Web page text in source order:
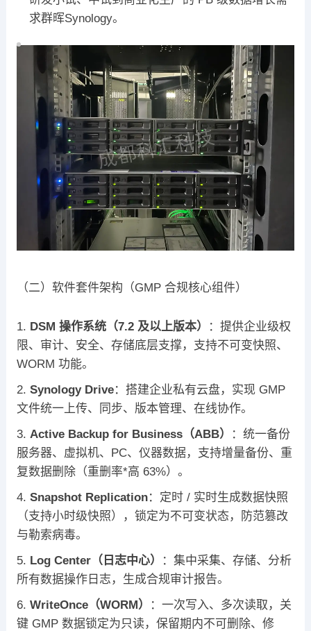
求群晖Synology。
（二）软件套件架构（GMP 合规核心组件）
DSM 操作系统（7.2 及以上版本）
：提供企业级权
限、审计、安全、存储底层支撑，支持不可变快照、
WORM 功能。
Synology Drive：搭建企业私有云盘，实现 GMP
文件统一上传、同步、版本管理、在线协作。
Active Backup for Business（ABB）
：统一备份
服务器、虚拟机、PC、仪器数据，支持增量备份、重
复数据删除（重删率*高 63%）。
Snapshot Replication：定时 / 实时生成数据快照
（支持小时级快照），锁定为不可变状态，防范篡改
与勒索病毒。
Log Center（日志中心）
：集中采集、存储、分析
所有数据操作日志，生成合规审计报告。
WriteOnce（WORM）
：一次写入、多次读取，关
键 GMP 数据锁定为只读，保留期内不可删除、修